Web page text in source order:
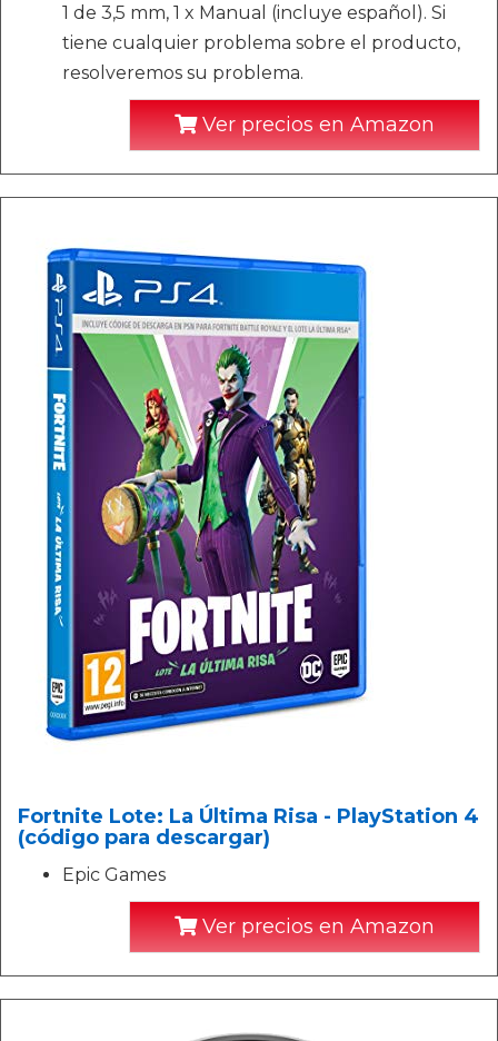
1 de 3,5 mm, 1 x Manual (incluye español). Si
tiene cualquier problema sobre el producto,
resolveremos su problema.
Ver precios en Amazon
Fortnite Lote: La Última Risa - PlayStation 4
(código para descargar)
Epic Games
Ver precios en Amazon